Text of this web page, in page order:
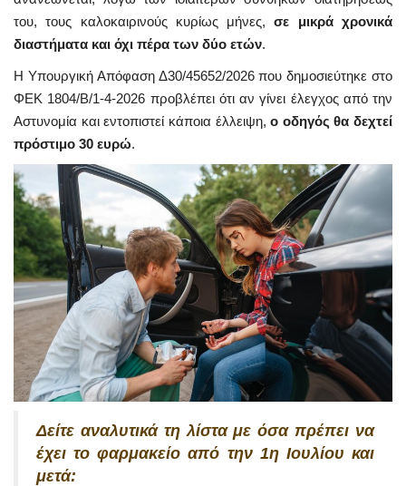
του, τους καλοκαιρινούς κυρίως μήνες,σε μικρά χρονικά
διαστήματα και όχι πέρα των δύο ετών.
Η Υπουργική Απόφαση Δ30/45652/2026 που δημοσιεύτηκε στο
ΦΕΚ 1804/Β/1-4-2026 προβλέπει ότι αν γίνει έλεγχος από την
Αστυνομία και εντοπιστεί κάποια έλλειψη,ο οδηγός θα δεχτεί
πρόστιμο 30 ευρώ.
Δείτε αναλυτικά τη λίστα με όσα πρέπει να
έχει το φαρμακείο από την 1η Ιουλίου και
μετά: